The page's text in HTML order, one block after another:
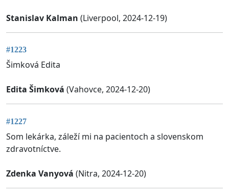
Stanislav Kalman (Liverpool, 2024-12-19)
#1223
Šimková Edita
Edita Šimková (Vahovce, 2024-12-20)
#1227
Som lekárka, záleží mi na pacientoch a slovenskom
zdravotníctve.
Zdenka Vanyová (Nitra, 2024-12-20)